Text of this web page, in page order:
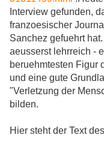
Interview gefunden,
franzoesischer
Sanchez gefuehrt
aeusserst lehrreich -
beruehmtesten Figur
und eine gute
"Verletzung der
bilden.
Hier steht der Text